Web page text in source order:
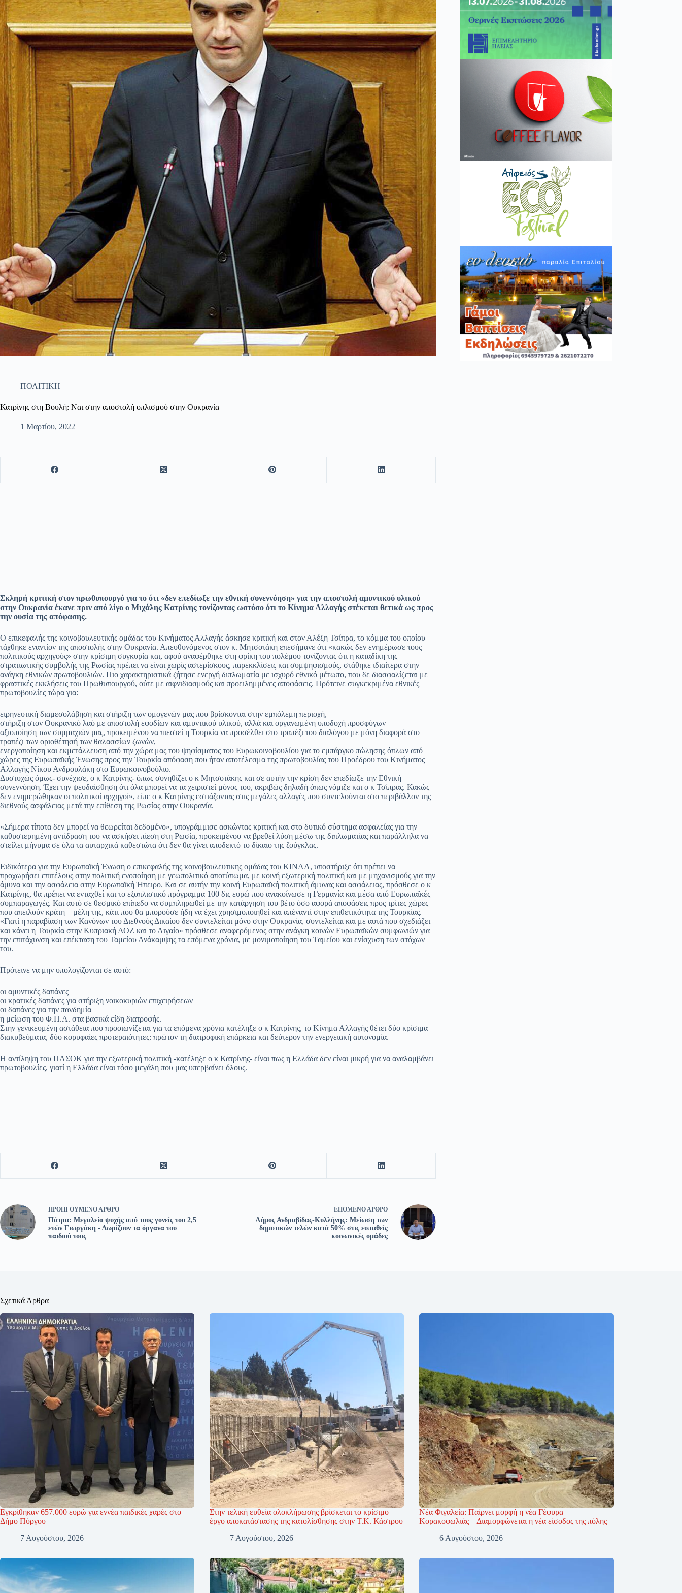
ΠΟΛΙΤΙΚΗ
Κατρίνης στη Βουλή: Ναι στην αποστολή οπλισμού στην Ουκρανία
1 Μαρτίου, 2022
Σκληρή κριτική στον πρωθυπουργό για το ότι «δεν επεδίωξε την εθνική συνεννόηση» για την αποστολή αμυντικού υλικού
στην Ουκρανία έκανε πριν από λίγο ο Μιχάλης Κατρίνης τονίζοντας ωστόσο ότι το Κίνημα Αλλαγής στέκεται θετικά ως προς
την ουσία της απόφασης.
Ο επικεφαλής της κοινοβουλευτικής ομάδας του Κινήματος Αλλαγής άσκησε κριτική και στον Αλέξη Τσίπρα, το κόμμα του οποίου
τάχθηκε εναντίον της αποστολής στην Ουκρανία. Απευθυνόμενος στον κ. Μητσοτάκη επεσήμανε ότι «κακώς δεν ενημέρωσε τους
πολιτικούς αρχηγούς» στην κρίσιμη συγκυρία και, αφού αναφέρθηκε στη φρίκη του πολέμου τονίζοντας ότι η καταδίκη της
στρατιωτικής συμβολής της Ρωσίας πρέπει να είναι χωρίς αστερίσκους, παρεκκλίσεις και συμψηφισμούς, στάθηκε ιδιαίτερα στην
ανάγκη εθνικών πρωτοβουλιών. Πιο χαρακτηριστικά ζήτησε ενεργή διπλωματία με ισχυρό εθνικό μέτωπο, που δε διασφαλίζεται με
φραστικές εκκλήσεις του Πρωθυπουργού, ούτε με αιφνιδιασμούς και προειλημμένες αποφάσεις. Πρότεινε συγκεκριμένα εθνικές
πρωτοβουλίες τώρα για:
ειρηνευτική διαμεσολάβηση και στήριξη των ομογενών μας που βρίσκονται στην εμπόλεμη περιοχή,
στήριξη στον Ουκρανικό λαό με αποστολή εφοδίων και αμυντικού υλικού, αλλά και οργανωμένη υποδοχή προσφύγων
αξιοποίηση των συμμαχιών μας, προκειμένου να πιεστεί η Τουρκία να προσέλθει στο τραπέζι του διαλόγου με μόνη διαφορά στο
τραπέζι των οριοθέτησή των θαλασσίων ζωνών,
ενεργοποίηση και εκμετάλλευση από την χώρα μας του ψηφίσματος του Ευρωκοινοβουλίου για το εμπάργκο πώλησης όπλων από
χώρες της Ευρωπαϊκής Ένωσης προς την Τουρκία απόφαση που ήταν αποτέλεσμα της πρωτοβουλίας του Προέδρου του Κινήματος
Αλλαγής Νίκου Ανδρουλάκη στο Ευρωκοινοβούλιο.
Δυστυχώς όμως- συνέχισε, ο κ Κατρίνης- όπως συνηθίζει ο κ Μητσοτάκης και σε αυτήν την κρίση δεν επεδίωξε την Εθνική
συνεννόηση. Έχει την ψευδαίσθηση ότι όλα μπορεί να τα χειριστεί μόνος του, ακριβώς δηλαδή όπως νόμιζε και ο κ Τσίπρας. Κακώς
δεν ενημερώθηκαν οι πολιτικοί αρχηγοί», είπε ο κ Κατρίνης εστιάζοντας στις μεγάλες αλλαγές που συντελούνται στο περιβάλλον της
διεθνούς ασφάλειας μετά την επίθεση της Ρωσίας στην Ουκρανία.
«Σήμερα τίποτα δεν μπορεί να θεωρείται δεδομένο», υπογράμμισε ασκώντας κριτική και στο δυτικό σύστημα ασφαλείας για την
καθυστερημένη αντίδραση του να ασκήσει πίεση στη Ρωσία, προκειμένου να βρεθεί λύση μέσω της διπλωματίας και παράλληλα να
στείλει μήνυμα σε όλα τα αυταρχικά καθεστώτα ότι δεν θα γίνει αποδεκτό το δίκαιο της ζούγκλας.
Ειδικότερα για την Ευρωπαϊκή Ένωση ο επικεφαλής της κοινοβουλευτικης ομάδας του ΚΙΝΑΛ, υποστήριξε ότι πρέπει να
προχωρήσει επιτέλους στην πολιτική ενοποίηση με γεωπολιτικό αποτύπωμα, με κοινή εξωτερική πολιτική και με μηχανισμούς για την
άμυνα και την ασφάλεια στην Ευρωπαϊκή Ήπειρο. Και σε αυτήν την κοινή Ευρωπαϊκή πολιτική άμυνας και ασφάλειας, πρόσθεσε ο κ
Κατρίνης, θα πρέπει να ενταχθεί και το εξοπλιστικό πρόγραμμα 100 δις ευρώ που ανακοίνωσε η Γερμανία και μέσα από Ευρωπαϊκές
συμπαραγωγές. Και αυτό σε θεσμικό επίπεδο να συμπληρωθεί με την κατάργηση του βέτο όσο αφορά αποφάσεις προς τρίτες χώρες
που απειλούν κράτη – μέλη της, κάτι που θα μπορούσε ήδη να έχει χρησιμοποιηθεί και απέναντί στην επιθετικότητα της Τουρκίας.
«Γιατί η παραβίαση των Κανόνων του Διεθνούς Δικαίου δεν συντελείται μόνο στην Ουκρανία, συντελείται και με αυτά που σχεδιάζει
και κάνει η Τουρκία στην Κυπριακή ΑΟΖ και το Αιγαίο» πρόσθεσε αναφερόμενος στην ανάγκη κοινών Ευρωπαϊκών συμφωνιών για
την επιτάχυνση και επέκταση του Ταμείου Ανάκαμψης τα επόμενα χρόνια, με μονιμοποίηση του Ταμείου και ενίσχυση των στόχων
του.
Πρότεινε να μην υπολογίζονται σε αυτό:
οι αμυντικές δαπάνες
οι κρατικές δαπάνες για στήριξη νοικοκυριών επιχειρήσεων
οι δαπάνες για την πανδημία
η μείωση του Φ.Π.Α. στα βασικά είδη διατροφής.
Στην γενικευμένη αστάθεια που προοιωνίζεται για τα επόμενα χρόνια κατέληξε ο κ Κατρίνης, το Κίνημα Αλλαγής θέτει δύο κρίσιμα
διακυβεύματα, δύο κορυφαίες προτεραιότητες: πρώτον τη διατροφική επάρκεια και δεύτερον την ενεργειακή αυτονομία.
Η αντίληψη του ΠΑΣΟΚ για την εξωτερική πολιτική -κατέληξε ο κ Κατρίνης- είναι πως η Ελλάδα δεν είναι μικρή για να αναλαμβάνει
πρωτοβουλίες, γιατί η Ελλάδα είναι τόσο μεγάλη που μας υπερβαίνει όλους.
ΠΡΟΗΓΟΎΜΕΝΟΆΡΘΡΟ
Πάτρα: Μεγαλείο ψυχής από τους γονείς του 2,5
ετών Γιωργάκη - Δωρίζουν τα όργανα του
παιδιού τους
ΕΠΌΜΕΝΟΆΡΘΡΟ
Δήμος Ανδραβίδας-Κυλλήνης: Μείωση των
δημοτικών τελών κατά 50% στις ευπαθείς
κοινωνικές ομάδες
Σχετικά Άρθρα
Εγκρίθηκαν 657.000 ευρώ για εννέα παιδικές χαρές στο
Δήμο Πύργου
7 Αυγούστου, 2026
Στην τελική ευθεία ολοκλήρωσης βρίσκεται το κρίσιμο
έργο αποκατάστασης της κατολίσθησης στην Τ.Κ. Κάστρου
7 Αυγούστου, 2026
Νέα Φιγαλεία: Παίρνει μορφή η νέα Γέφυρα
Κορακοφωλιάς – Διαμορφώνεται η νέα είσοδος της πόλης
6 Αυγούστου, 2026